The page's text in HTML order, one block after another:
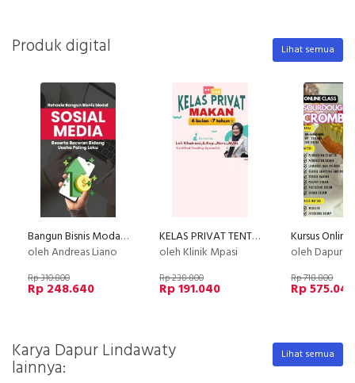
Produk digital Lihat semua
Bangun Bisnis Modal Sosial Media
oleh Andreas Liano
Rp 310.800
Rp 248.640
KELAS PRIVAT TENTANG MAKAN (by Klinik MPASI )
oleh Klinik Mpasi
Rp 238.800
Rp 191.040
oleh Dapur
Rp 718.800
Rp 575.040
Karya Dapur Lindawaty
lainnya:
Lihat semua